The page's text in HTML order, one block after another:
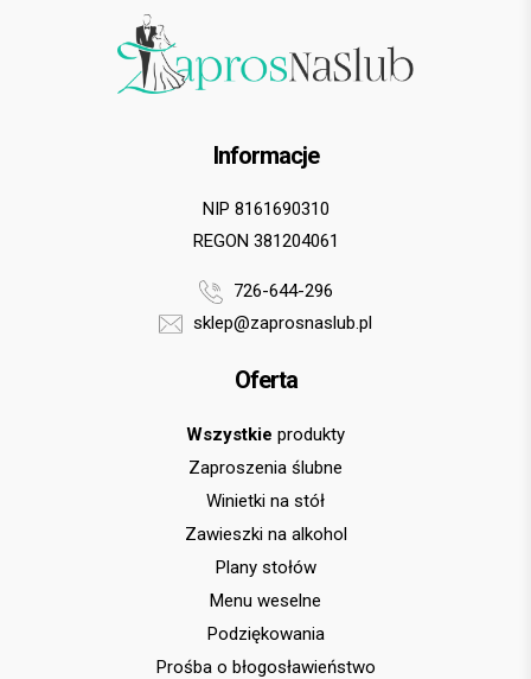
Informacje
NIP 8161690310
REGON 381204061
726-644-296
sklep@zaprosnaslub.pl
Oferta
Wszystkie produkty
Zaproszenia ślubne
Winietki na stół
Zawieszki na alkohol
Plany stołów
Menu weselne
Podziękowania
Prośba o błogosławieństwo